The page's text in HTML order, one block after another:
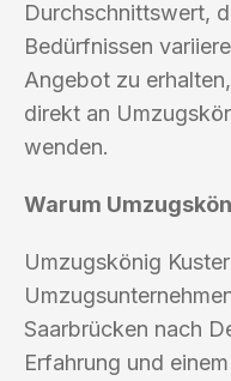
Durchschnittswert,
Bedürfnissen
Angebot zu
direkt an
wenden.
Warum
Umzugskönig
Saarbrücken nach
Erfahrung und